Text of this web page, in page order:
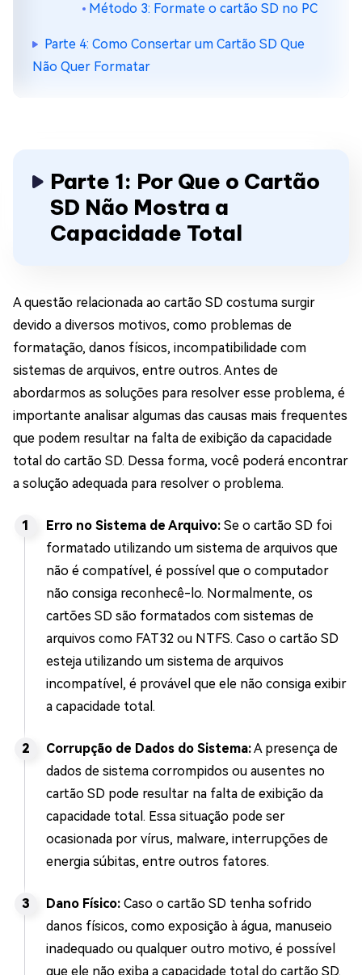
Método 3: Formate o cartão SD no PC
Parte 4: Como Consertar um Cartão SD Que
Não Quer Formatar
Parte 1: Por Que o Cartão
SD Não Mostra a
Capacidade Total
A questão relacionada ao cartão SD costuma surgir
devido a diversos motivos, como problemas de
formatação, danos físicos, incompatibilidade com
sistemas de arquivos, entre outros. Antes de
abordarmos as soluções para resolver esse problema, é
importante analisar algumas das causas mais frequentes
que podem resultar na falta de exibição da capacidade
total do cartão SD. Dessa forma, você poderá encontrar
a solução adequada para resolver o problema.
Erro no Sistema de Arquivo: Se o cartão SD foi
formatado utilizando um sistema de arquivos que
não é compatível, é possível que o computador
não consiga reconhecê-lo. Normalmente, os
cartões SD são formatados com sistemas de
arquivos como FAT32 ou NTFS. Caso o cartão SD
esteja utilizando um sistema de arquivos
incompatível, é provável que ele não consiga exibir
a capacidade total.
Corrupção de Dados do Sistema:A presença de
dados de sistema corrompidos ou ausentes no
cartão SD pode resultar na falta de exibição da
capacidade total. Essa situação pode ser
ocasionada por vírus, malware, interrupções de
energia súbitas, entre outros fatores.
Dano Físico: Caso o cartão SD tenha sofrido
danos físicos, como exposição à água, manuseio
inadequado ou qualquer outro motivo, é possível
que ele não exiba a capacidade total do cartão SD.